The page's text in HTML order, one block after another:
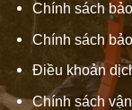
Chính sách
Chính sách
Điều khoản
Chính sách